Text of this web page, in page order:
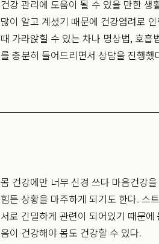
건강 관리에 도움이 될 수 있을 만한
많이 알고 계셨기 때문에 건강염려로
때 가라앉힐 수 있는 차나 명상법, 호흡
를 충분히 들어드리면서 상담을 진행했
몸 건강에만 너무 신경 쓰다 마음건강
힘든 상황을 마주하게 되기도 한다. 스
서로 긴밀하게 관련이 되어있기 때문
음이 건강해야 몸도 건강할 수 있다.